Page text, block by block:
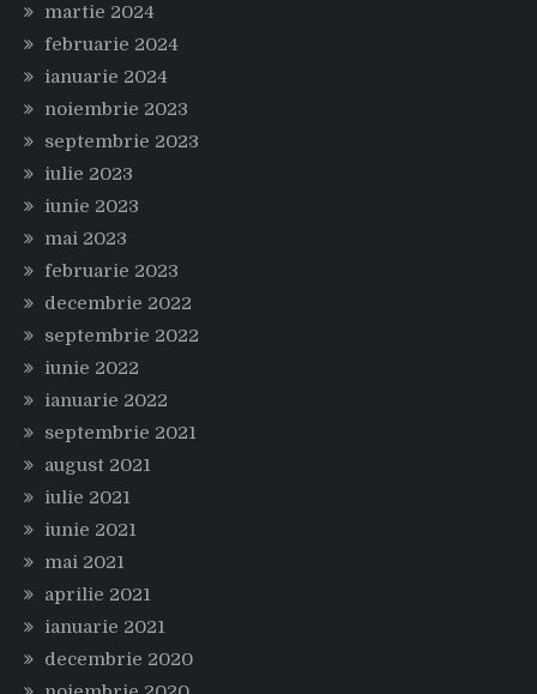
martie 2024
februarie 2024
ianuarie 2024
noiembrie 2023
septembrie 2023
iulie 2023
iunie 2023
mai 2023
februarie 2023
decembrie 2022
septembrie 2022
iunie 2022
ianuarie 2022
septembrie 2021
august 2021
iulie 2021
iunie 2021
mai 2021
aprilie 2021
ianuarie 2021
decembrie 2020